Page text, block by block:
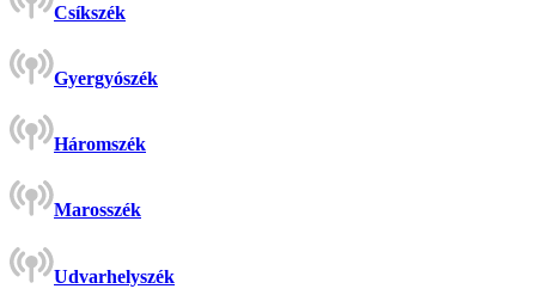
Csíkszék
Gyergyószék
Háromszék
Marosszék
Udvarhelyszék